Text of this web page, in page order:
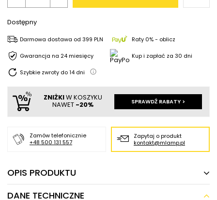
Dostępny
Darmowa dostawa od 399 PLN Raty 0% - oblicz
Gwarancja na 24 miesięcy Kup i zapłać za 30 dni
Szybkie zwroty do14 dni
ZNIŻKIW KOSZYKU
NAWET -20% SPRAWDŹ RABATY >
Zamów telefonicznie
+48 500 131 557
Zapytaj o produkt
kontakt@mlamp.pl
OPIS PRODUKTU
DANE TECHNICZNE